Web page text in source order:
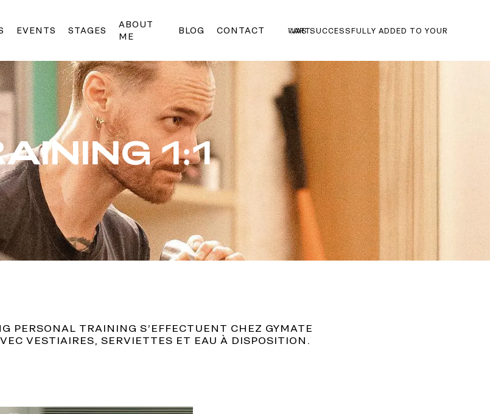
EVENTS STAGES
ABOUT
ME
BLOG CONTACT 0
WAS SUCCESSFULLY ADDED TO YOUR CART.
1:1
PERSONAL TRAINING S’EFFECTUENT CHEZ GYMATE
VESTIAIRES, SERVIETTES ET EAU À DISPOSITION.